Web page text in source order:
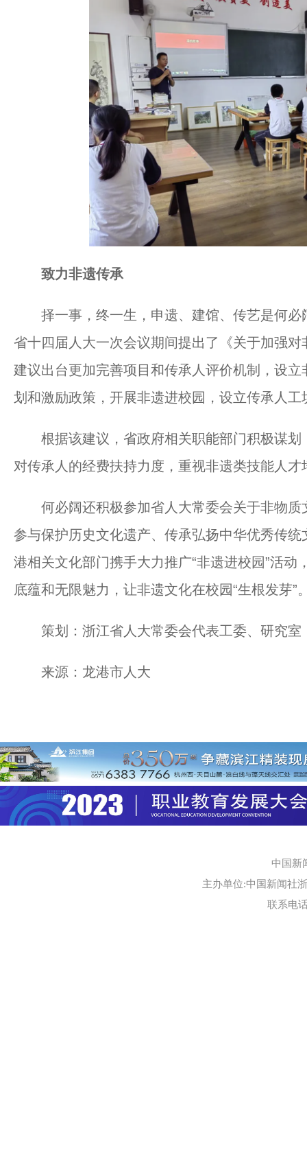
致力非遗传承
择一事，终一生，申遗、建馆、传艺是何必
省十四届人大一次会议期间提出了《关于加强
建议出台更加完善项目和传承人评价机制，设
划和激励政策，开展非遗进校园，设立传承人
根据该建议，省政府相关职能部门积极谋划
对传承人的经费扶持力度，重视非遗类技能人才
何必阔还积极参加省人大常委会关于非物质
参与保护历史文化遗产、传承弘扬中华优秀传
港相关文化部门携手大力推广“非遗进校园”活
底蕴和无限魅力，让非遗文化在校园“生根发芽”
策划：浙江省人大常委会代表工委、研究室
来源：龙港市人大
中国新
主办单位:中国新闻社
联系电